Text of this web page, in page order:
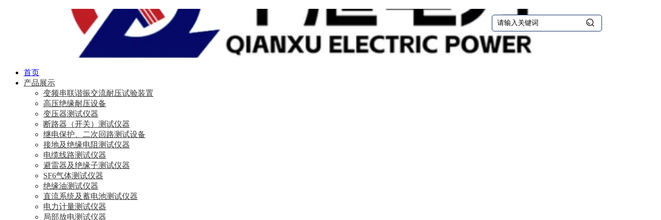
首页
产品展示
变频串联谐振交流耐压试验装置
高压绝缘耐压设备
变压器测试仪器
断路器（开关）测试仪器
继电保护、二次回路测试设备
接地及绝缘电阻测试仪器
电缆线路测试仪器
避雷器及绝缘子测试仪器
SF6气体测试仪器
绝缘油测试仪器
直流系统及蓄电池测试仪器
电力计量测试仪器
局部放电测试仪器